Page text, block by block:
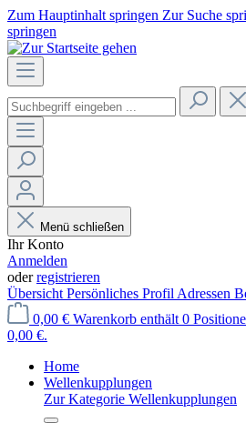
Zum Hauptinhalt springen Zur Suche
springen
Menü schließen
Ihr Konto
Anmelden
oderregistrieren
Übersicht Persönliches Profil Adressen
0,00 € Warenkorb enthält 0
0,00 €.
Home
Wellenkupplungen
Zur Kategorie Wellenkupplungen